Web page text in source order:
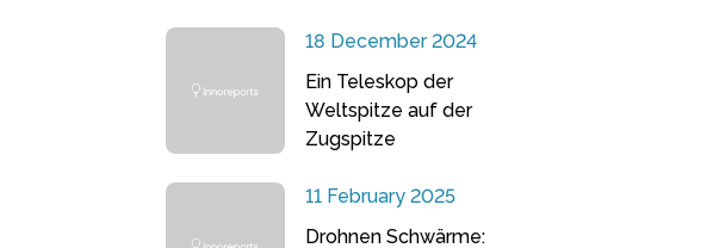
18 December 2024
Ein Teleskop der
Weltspitze auf der
Zugspitze
11 February 2025
Drohnen Schwärme: